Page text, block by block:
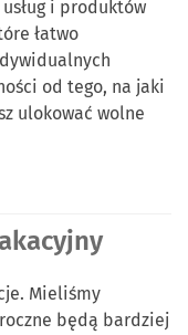
i produktów
łatwo
od tego, na jaki
ulokować wolne
Mieliśmy
będą bardziej